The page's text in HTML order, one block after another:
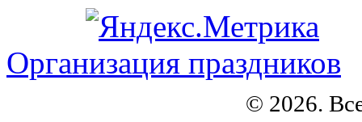
Организация праздников
© 2026.